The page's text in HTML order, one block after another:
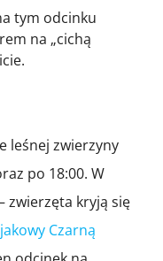
tym odcinku
na „cichą
leśnej zwierzyny
po 18:00. W
zwierzęta kryją się
Czarną